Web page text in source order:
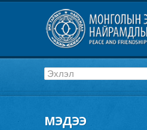
МЭДЭЭ